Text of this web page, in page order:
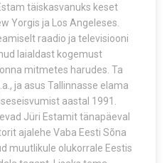
täiskasvanuks keset
Yorgis ja Los Angeleses.
raadio ja televisiooni
laialdast kogemust
mitmetes harudes. Ta
ja asus Tallinnasse elama
aastal 1991.
Jüri Estamit tänapäeval
ajalehe Vaba Eesti Sõna
muutlikule olukorrale Eestis